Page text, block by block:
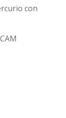
con